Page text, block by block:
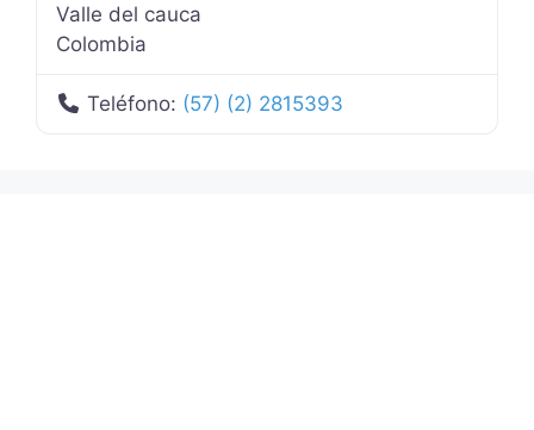
Valle del cauca
Colombia
Teléfono: (57) (2) 2815393